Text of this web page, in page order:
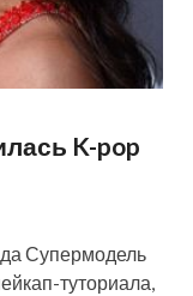
K-pop
Супермодель
туториала,